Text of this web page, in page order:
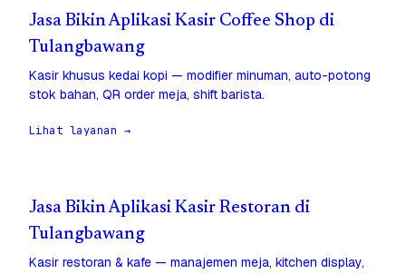
Jasa Bikin Aplikasi Kasir Coffee Shop di
Tulangbawang
Kasir khusus kedai kopi — modifier minuman, auto-potong
stok bahan, QR order meja, shift barista.
Lihat layanan →
Jasa Bikin Aplikasi Kasir Restoran di
Tulangbawang
Kasir restoran & kafe — manajemen meja, kitchen display,